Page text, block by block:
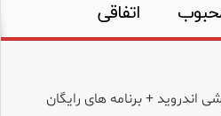
اتفاقی
اندروید + برنامه های رایگان